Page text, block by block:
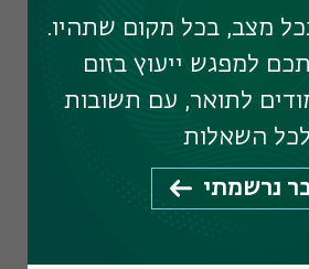
לחינוך – תארים
לחינוך – תארים
מצב, בכל מקום שתהיו.
למפגש ייעוץ בזום
לתואר, עם תשובות
לכל השאלות
נרשמתי